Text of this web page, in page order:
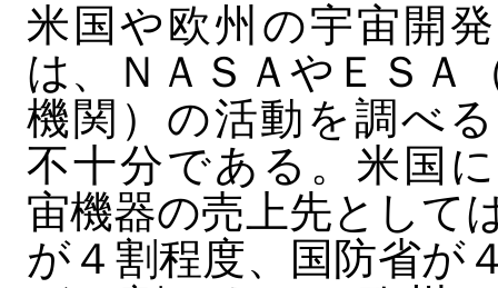
米国や欧州の宇宙開
は、ＮＡＳＡやＥＳＡ
機関）の活動を調べ
不十分である。米国
宙機器の売上先として
が４割程度、国防省が